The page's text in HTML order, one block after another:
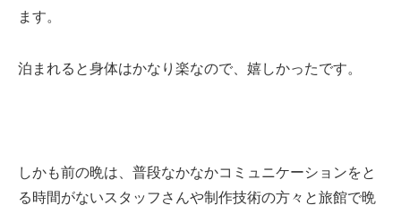
ます。
泊まれると身体はかなり楽なので、嬉しかったです。
しかも前の晩は、普段なかなかコミュニケーションをと
る時間がないスタッフさんや制作技術の方々と旅館で晩